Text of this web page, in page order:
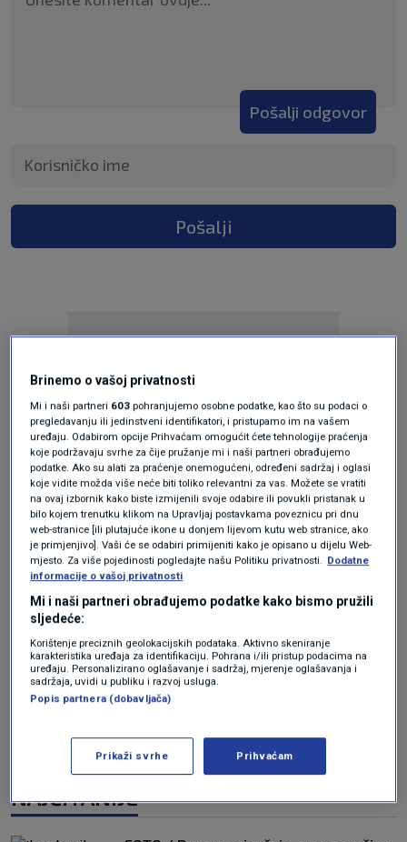
Pošalji odgovor
Pošalji
Oglas
Oglas
NAJČITANIJE
Brinemo o vašoj privatnosti
Mi i naši partneri 603 pohranjujemo osobne podatke, kao što su podaci o
pregledavanju ili jedinstveni identifikatori, i pristupamo im na vašem
uređaju. Odabirom opcije Prihvaćam omogućit ćete tehnologije praćenja
koje podržavaju svrhe za čije pružanje mi i naši partneri obrađujemo
podatke. Ako su alati za praćenje onemogućeni, određeni sadržaj i oglasi
koje vidite možda više neće biti toliko relevantni za vas. Možete se vratiti
na ovaj izbornik kako biste izmijenili svoje odabire ili povukli pristanak u
bilo kojem trenutku klikom na Upravljaj postavkama poveznicu pri dnu
web-stranice [ili plutajuće ikone u donjem lijevom kutu web stranice, ako
je primjenjivo]. Vaši će se odabiri primijeniti kako je opisano u dijelu Web-
mjesto. Za više pojedinosti pogledajte našu Politiku privatnosti. Dodatne
informacije o vašoj privatnosti
Mi i naši partneri obrađujemo podatke kako bismo pružili
sljedeće:
Korištenje preciznih geolokacijskih podataka. Aktivno skeniranje
karakteristika uređaja za identifikaciju. Pohrana i/ili pristup podacima na
uređaju. Personalizirano oglašavanje i sadržaj, mjerenje oglašavanja i
sadržaja, uvidi u publiku i razvoj usluga.
Popis partnera (dobavljača)
Prikaži svrhe Prihvaćam